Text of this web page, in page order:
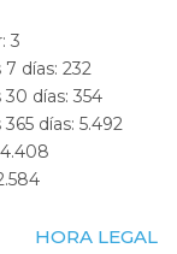
3
7 días:232
30 días:354
365 días:5.492
HORA LEGAL